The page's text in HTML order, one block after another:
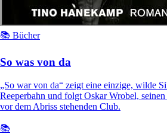
📚 Bücher
So was von da
„So war von da“ zeigt eine einzige, wilde
Reeperbahn und folgt Oskar Wrobel,
vor dem Abriss stehenden Club.
📚